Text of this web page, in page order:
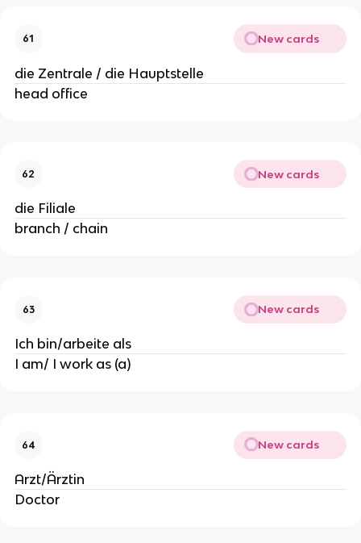
61 New cards
die Zentrale / die Hauptstelle
head office
62 New cards
die Filiale
branch / chain
63 New cards
Ich bin/arbeite als
I am/ I work as (a)
64 New cards
Arzt/Ärztin
Doctor